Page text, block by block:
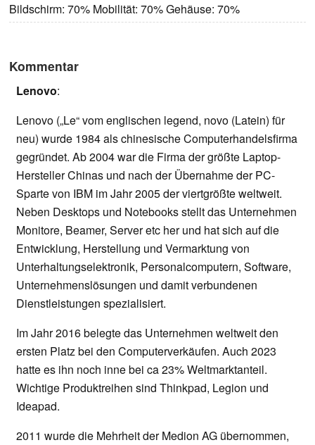
Bildschirm: 70% Mobilität: 70% Gehäuse: 70%
Kommentar
Lenovo:
Lenovo („Le“ vom englischen legend, novo (Latein) für
neu) wurde 1984 als chinesische Computerhandelsfirma
gegründet. Ab 2004 war die Firma der größte Laptop-
Hersteller Chinas und nach der Übernahme der PC-
Sparte von IBM im Jahr 2005 der viertgrößte weltweit.
Neben Desktops und Notebooks stellt das Unternehmen
Monitore, Beamer, Server etc her und hat sich auf die
Entwicklung, Herstellung und Vermarktung von
Unterhaltungselektronik, Personalcomputern, Software,
Unternehmenslösungen und damit verbundenen
Dienstleistungen spezialisiert.
Im Jahr 2016 belegte das Unternehmen weltweit den
ersten Platz bei den Computerverkäufen. Auch 2023
hatte es ihn noch inne bei ca 23% Weltmarktanteil.
Wichtige Produktreihen sind Thinkpad, Legion und
Ideapad.
2011 wurde die Mehrheit der Medion AG übernommen,